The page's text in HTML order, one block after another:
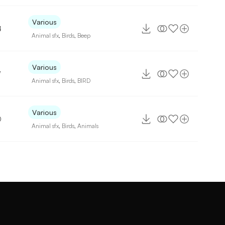
Various
Animal sfx Birds Beep
Various
Animal sfx Birds BIRD
Various
Animal sfx Birds ,Animals